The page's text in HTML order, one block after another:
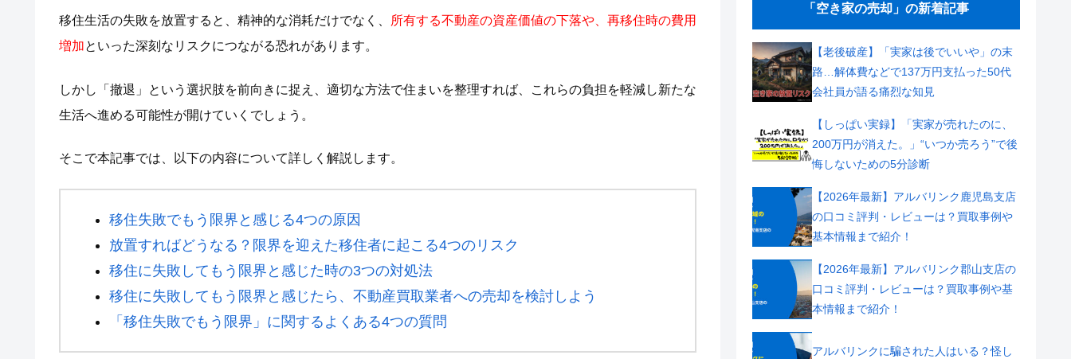
移住生活の失敗を放置すると、精神的な消耗だけでなく、
所有する不動産の資産価値の下落や、再移住時の費用
増加といった深刻なリスクにつながる恐れがあります。
しかし「撤退」という選択肢を前向きに捉え、適切な方法で住まいを整理すれば、これらの負担を軽減し新たな
生活へ進める可能性が開けていくでしょう。
そこで本記事では、以下の内容について詳しく解説します。
移住失敗でもう限界と感じる4つの原因
放置すればどうなる？限界を迎えた移住者に起こる4つのリスク
移住に失敗してもう限界と感じた時の3つの対処法
移住に失敗してもう限界と感じたら、不動産買取業者への売却を検討しよう
「移住失敗でもう限界」に関するよくある4つの質問
「空き家の売却」の新着記事
【老後破産】「実家は後でいいや」の末
路…解体費などで137万円支払った50代
会社員が語る痛烈な知見
【しっぱい実録】「実家が売れたのに、
200万円が消えた。」“いつか売ろう”で後
悔しないための5分診断
【2026年最新】アルバリンク鹿児島支店
の口コミ評判・レビューは？買取事例や
基本情報まで紹介！
【2026年最新】アルバリンク郡山支店の
口コミ評判・レビューは？買取事例や基
本情報まで紹介！
アルバリンクに騙された人はいる？怪し